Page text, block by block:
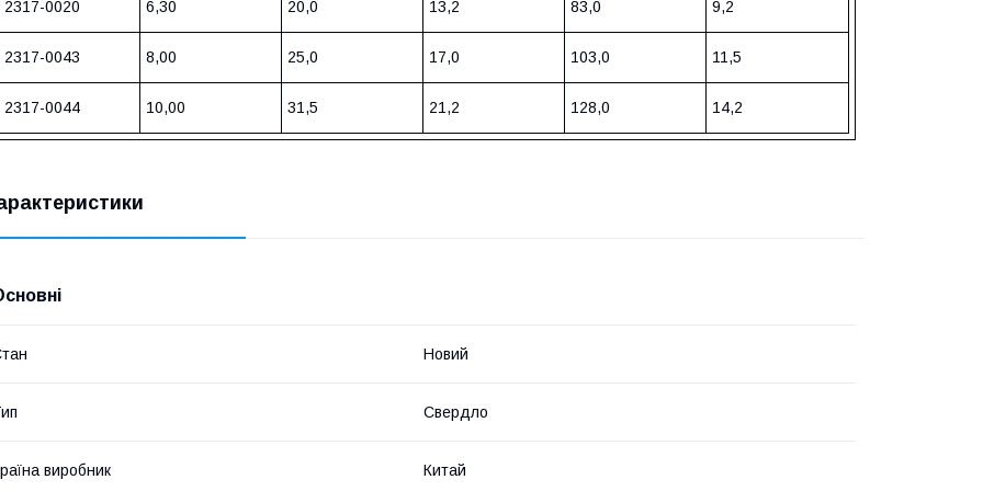
2317-0020 6,30 20,0 13,2 83,0 9,2
2317-0043 8,00 25,0 17,0 103,0 11,5
2317-0044 10,00 31,5 21,2 128,0 14,2
Новий
Свердло
виробник Китай